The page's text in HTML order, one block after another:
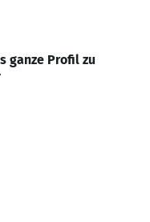
ganze Profil zu